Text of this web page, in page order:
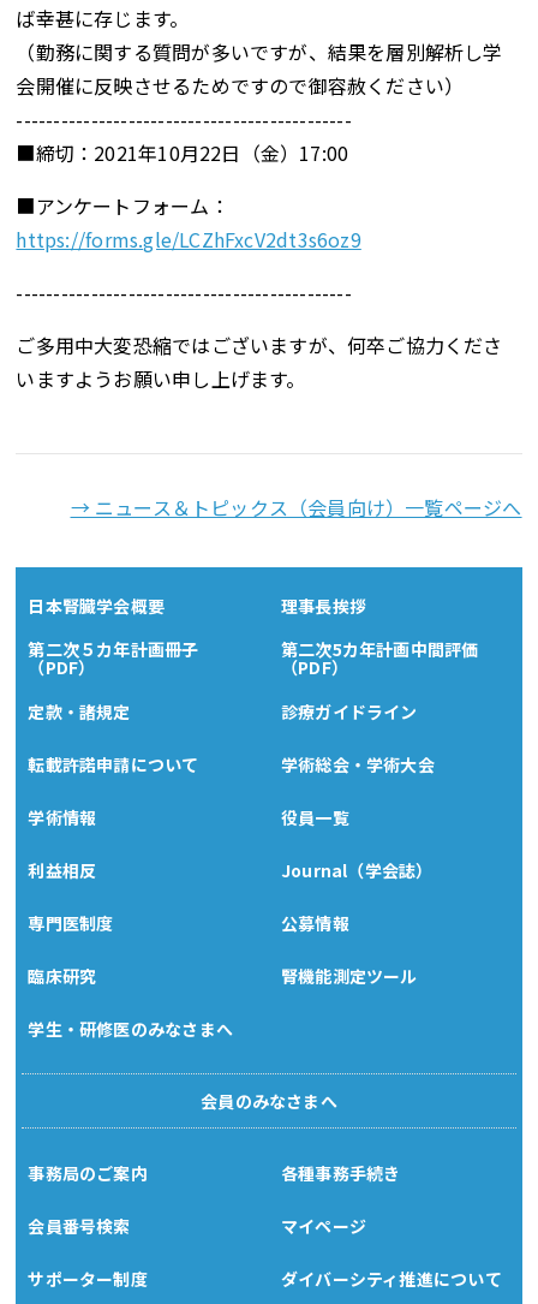
日本腎臓学会概要
理事長挨拶
第二次５カ年計画冊子
（PDF）
第二次5カ年計画中間評価
（PDF）
定款・諸規定
診療ガイドライン
転載許諾申請について 学術総会・学術大会
学術情報 役員一覧
利益相反 Journal（学会誌）
専門医制度 公募情報
臨床研究 腎機能測定ツール
学生・研修医のみなさまへ
会員のみなさまへ
事務局のご案内 各種事務手続き
会員番号検索 マイページ
サポーター制度 ダイバーシティ推進について
ば幸甚に存じます。
（勤務に関する質問が多いですが、結果を層別解析し学
会開催に反映させるためですので御容赦ください）
---------------------------------------------
■締切：2021年10月22日（金）17:00
■アンケートフォーム：
https://forms.gle/LCZhFxcV2dt3s6oz9
---------------------------------------------
ご多用中大変恐縮ではございますが、何卒ご協力くださ
いますようお願い申し上げます。
→ ニュース＆トピックス（会員向け）一覧ページへ